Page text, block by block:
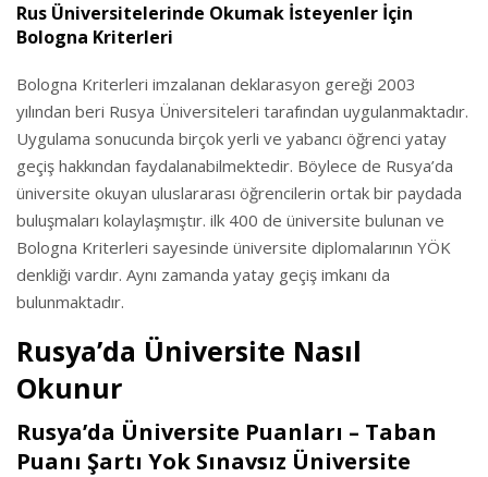
Rus Üniversitelerinde Okumak İsteyenler İçin
Bologna Kriterleri
Bologna Kriterleri imzalanan deklarasyon gereği 2003
yılından beri Rusya Üniversiteleri tarafından uygulanmaktadır.
Uygulama sonucunda birçok yerli ve yabancı öğrenci yatay
geçiş hakkından faydalanabilmektedir. Böylece de Rusya’da
üniversite okuyan uluslararası öğrencilerin ortak bir paydada
buluşmaları kolaylaşmıştır. ilk 400 de üniversite bulunan ve
Bologna Kriterleri sayesinde üniversite diplomalarının YÖK
denkliği vardır. Aynı zamanda yatay geçiş imkanı da
bulunmaktadır.
Rusya’da Üniversite Nasıl
Okunur
Rusya’da Üniversite Puanları – Taban
Puanı Şartı Yok Sınavsız Üniversite